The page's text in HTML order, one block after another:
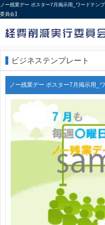
ノー残業デー ポスター7月掲示用_ワードテン
委員会】
ビジネステンプレート
ノー残業デー ポスター7月掲示用_